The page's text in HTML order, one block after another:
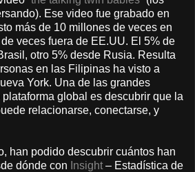
Ese video fue grabado en
más de 10 millones de veces en
veces fuera de EE.UU. El 5% de
otro 5% desde Rusia. Resulta
en las Filipinas ha visto a
York. Una de las grandes
global es descubrir que la
relacionarse, conectarse, y
han podido descubrir cuántos han
dónde con Insight – Estadística de